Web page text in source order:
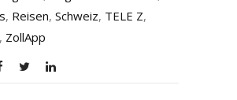
, Reisen, Schweiz, TELE Z,
, ZollApp